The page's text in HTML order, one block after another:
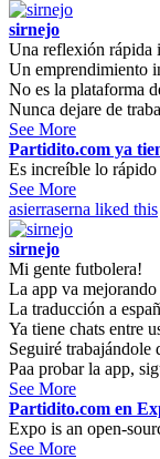
sirnejo
Una reflexión rápida
Un emprendimiento
No es la plataforma
Nunca dejare de
See More
Partidito.com ya
Es increíble lo rápido
See More
asierraserna liked this
sirnejo
Mi gente futbolera!
La app va
La traducción a
Ya tiene chats entre
Seguiré trabajándole
Paa probar la app,
See More
Partidito.com en
Expo is an open-
See More